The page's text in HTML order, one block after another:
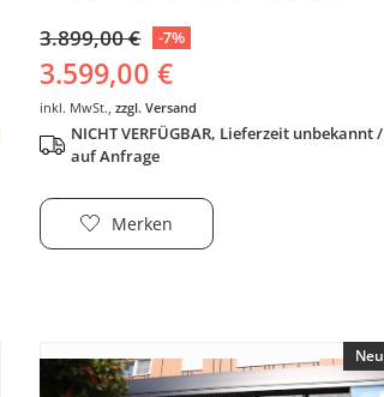
3.899,00 € -7%
3.599,00 €
inkl. MwSt.,zzgl. Versand
NICHT VERFÜGBAR, Lieferzeit unbekannt /
auf Anfrage
Merken
Neu